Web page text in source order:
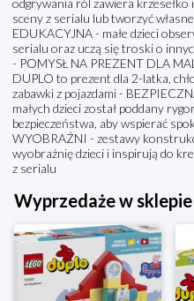
odgrywania ról zawiera
sceny z serialu lub tworzyć
EDUKACYJNA - małe dzieci
serialu oraz uczą się troski o
- POMYSŁ NA PREZENT DLA
DUPLO to prezent dla 2-latka,
zabawki z pojazdami -
małych dzieci został poddany
bezpieczeństwa, aby wspierać
WYOBRAŹNI - zestawy
wyobraźnię dzieci i inspirują do
z serialu
Wyprzedaże w